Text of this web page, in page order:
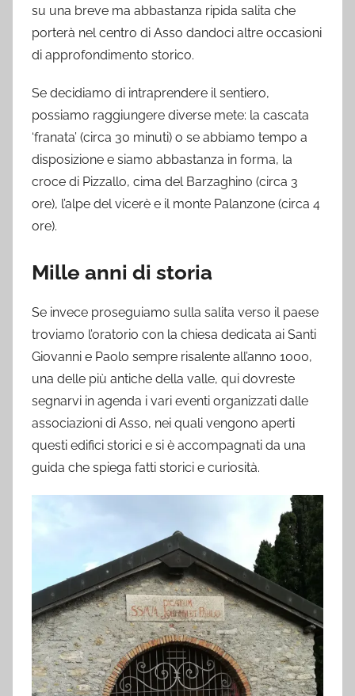
su una breve ma abbastanza ripida salita che
porterà nel centro di Asso dandoci altre occasioni
di approfondimento storico.
Se decidiamo di intraprendere il sentiero,
possiamo raggiungere diverse mete: la cascata
‘franata’ (circa 30 minuti) o se abbiamo tempo a
disposizione e siamo abbastanza in forma, la
croce di Pizzallo, cima del Barzaghino (circa 3
ore), l’alpe del vicerè e il monte Palanzone (circa 4
ore).
Mille anni di storia
Se invece proseguiamo sulla salita verso il paese
troviamo l’oratorio con la chiesa dedicata ai Santi
Giovanni e Paolo sempre risalente all’anno 1000,
una delle più antiche della valle, qui dovreste
segnarvi in agenda i vari eventi organizzati dalle
associazioni di Asso, nei quali vengono aperti
questi edifici storici e si è accompagnati da una
guida che spiega fatti storici e curiosità.